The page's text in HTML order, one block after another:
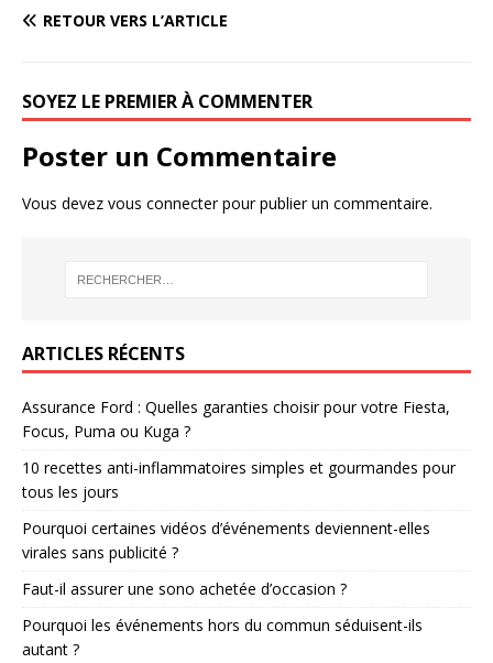
RETOUR VERS L’ARTICLE
SOYEZ LE PREMIER À COMMENTER
Poster un Commentaire
Vous devez vous connecterpour publier un commentaire.
ARTICLES RÉCENTS
Assurance Ford : Quelles garanties choisir pour votre Fiesta,
Focus, Puma ou Kuga ?
10 recettes anti-inflammatoires simples et gourmandes pour
tous les jours
Pourquoi certaines vidéos d’événements deviennent-elles
virales sans publicité ?
Faut-il assurer une sono achetée d’occasion ?
Pourquoi les événements hors du commun séduisent-ils
autant ?